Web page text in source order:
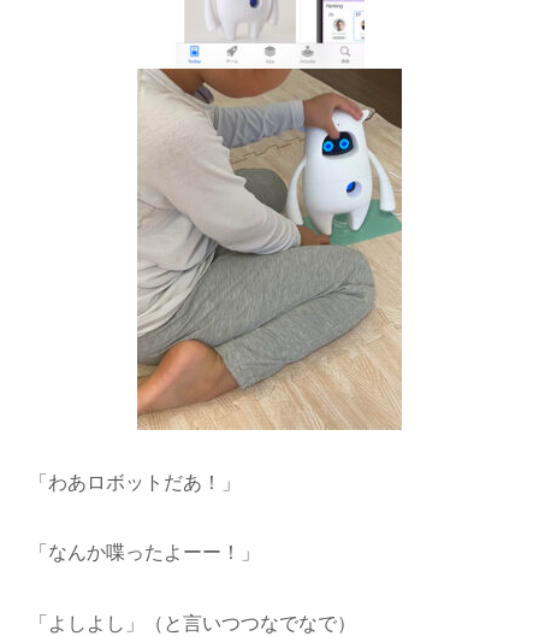
「わあロボットだあ！」
「なんか喋ったよーー！」
「よしよし」（と言いつつなでなで）